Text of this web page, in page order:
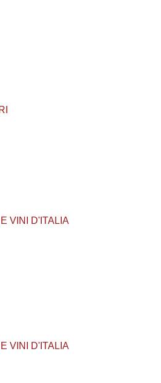
VINI D'ITALIA
VINI D'ITALIA